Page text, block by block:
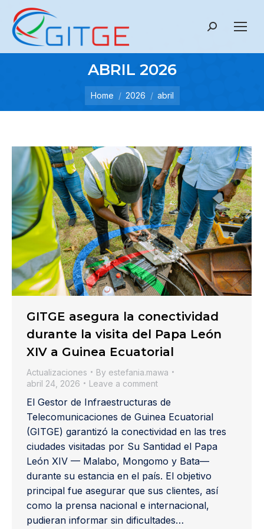
Search:
ABRIL 2026
Home 2026 abril
GITGE asegura la conectividad
durante la visita del Papa León
XIV a Guinea Ecuatorial
Actualizaciones By estefania.mawa
abril 24, 2026
Leave a comment
El Gestor de Infraestructuras de
Telecomunicaciones de Guinea Ecuatorial
(GITGE) garantizó la conectividad en las tres
ciudades visitadas por Su Santidad el Papa
León XIV — Malabo, Mongomo y Bata—
durante su estancia en el país. El objetivo
principal fue asegurar que sus clientes, así
como la prensa nacional e internacional,
pudieran informar sin dificultades…